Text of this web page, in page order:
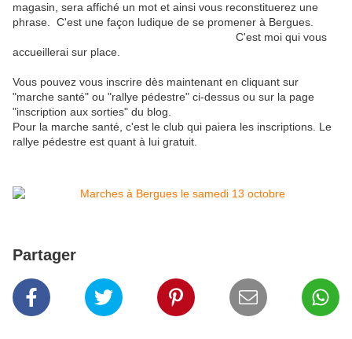
magasin, sera affiché un mot et ainsi vous reconstituerez une
phrase. C'est une façon ludique de se promener à Bergues.
C'est moi qui vous
accueillerai sur place.
Vous pouvez vous inscrire dès maintenant en cliquant sur
"marche santé" ou "rallye pédestre" ci-dessus ou sur la page
"inscription aux sorties" du blog.
Pour la marche santé, c'est le club qui paiera les inscriptions. Le
rallye pédestre est quant à lui gratuit.
Partager